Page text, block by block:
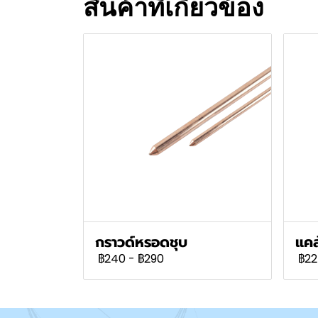
สินค้าที่เกี่ยวข้อง
กราวด์หรอดชุบ
฿240 - ฿290
แค
฿22